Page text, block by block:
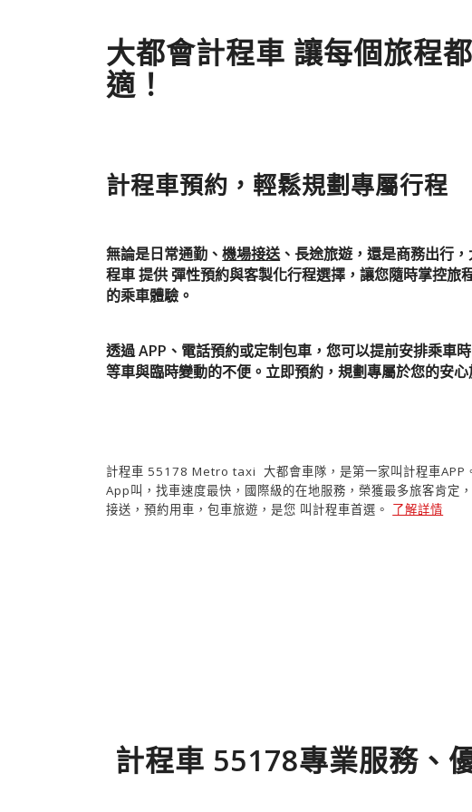
大都會計程車 讓每個旅程
適！
計程車預約，輕鬆規劃專屬行程
無論是日常通勤、機場接送、長途旅遊，還是商務出行
程車 提供 彈性預約與客製化行程選擇，讓您隨時掌控旅
的乘車體驗。
透過 APP、電話預約或定制包車，您可以提前安排乘車
等車與臨時變動的不便。立即預約，規劃專屬於您的安心
計程車 55178 Metro taxi 大都會車隊，是第一家叫計程車APP
App叫，找車速度最快，國際級的在地服務，榮獲最多旅客肯定
接送，預約用車，包車旅遊，是您 叫計程車首選。 了解詳情
計程車 55178專業服務、